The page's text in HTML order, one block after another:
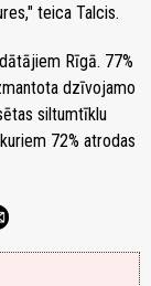
teica Talcis.
Rīgā. 77%
dzīvojamo
siltumtīklu
72% atrodas